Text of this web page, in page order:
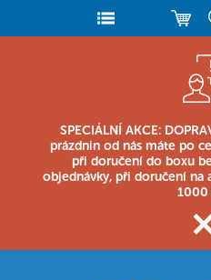
SPECIÁLNÍ AKCE:
prázdnin od nás máte po
při doručení do boxu
objednávky, při doručení na
1000